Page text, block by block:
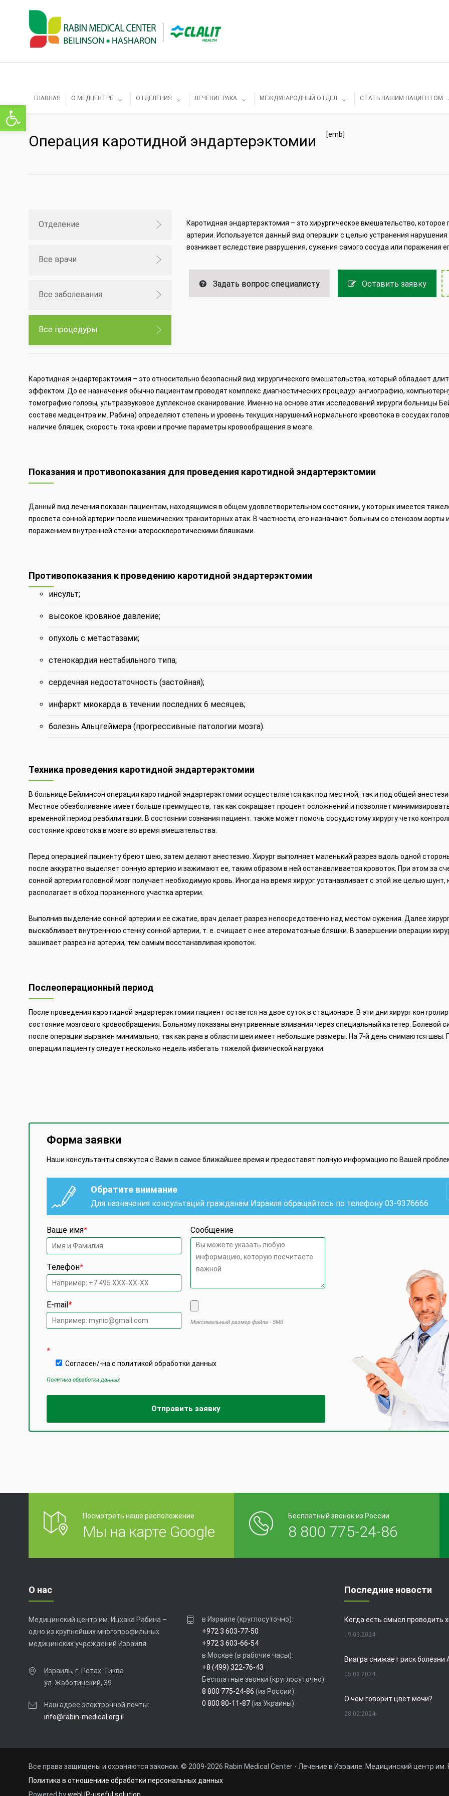
Открыть панель инструментов
ГЛАВНАЯ О МЕДЦЕНТРЕ ОТДЕЛЕНИЯ ЛЕЧЕНИЕ РАКА МЕЖДУНАРОДНЫЙ ОТДЕЛ СТАТЬ НАШИМ ПАЦИЕНТОМ
Операция каротидной эндартерэктомии [emb]
Отделение
Все врачи
Все заболевания
Все процедуры
Каротидная эндартерэктомия – это хирургическое вмешательство,
артерии. Используется данный вид операции с целью устранения
возникает вследствие разрушения, сужения самого сосуда или поражения
Задать вопрос специалисту Оставить заявку
Каротидная эндартерэктомия – это относительно безопасный вид хирургического вмешательства, который обладает
эффектом. До ее назначения обычно пациентам проводят комплекс диагностических процедур: ангиографию,
томографию головы, ультразвуковое дуплексное сканирование. Именно на основе этих исследований хирурги больницы
составе медцентра им. Рабина) определяют степень и уровень текущих нарушений нормального кровотока в сосудах
наличие бляшек, скорость тока крови и прочие параметры кровообращения в мозге.
Показания и противопоказания для проведения каротидной эндартерэктомии
Данный вид лечения показан пациентам, находящимся в общем удовлетворительном состоянии, у которых имеется
просвета сонной артерии после ишемических транзиторных атак. В частности, его назначают больным со стенозом аорты
поражением внутренней стенки атеросклеротическими бляшками.
Противопоказания к проведению каротидной эндартерэктомии
инсульт;
высокое кровяное давление;
опухоль с метастазами;
стенокардия нестабильного типа;
сердечная недостаточность (застойная);
инфаркт миокарда в течении последних 6 месяцев;
болезнь Альцгеймера (прогрессивные патологии мозга).
Техника проведения каротидной эндартерэктомии
В больнице Бейлинсон операция каротидной эндартерэктомии осуществляется как под местной, так и под общей
Местное обезболивание имеет больше преимуществ, так как сокращает процент осложнений и позволяет
временной период реабилитации. В состоянии сознания пациент. также может помочь сосудистому хирургу четко
состояние кровотока в мозге во время вмешательства.
Перед операцией пациенту бреют шею, затем делают анестезию. Хирург выполняет маленький разрез вдоль одной
после аккуратно выделяет сонную артерию и зажимают ее, таким образом в ней останавливается кровоток. При этом за
сонной артерии головной мозг получает необходимую кровь. Иногда на время хирург устанавливает с этой же целью шунт,
располагает в обход пораженного участка артерии.
Выполнив выделение сонной артерии и ее сжатие, врач делает разрез непосредственно над местом сужения. Далее
выскабливает внутреннюю стенку сонной артерии, т. е. счищает с нее атероматозные бляшки. В завершении операции
зашивает разрез на артерии, тем самым восстанавливая кровоток.
Послеоперационный период
После проведения каротидной эндартерэктомии пациент остается на двое суток в стационаре. В эти дни хирург
состояние мозгового кровообращения. Больному показаны внутривенные вливания через специальный катетер. Болевой
после операции выражен минимально, так как рана в области шеи имеет небольшие размеры. На 7-й день снимаются швы.
операции пациенту следует несколько недель избегать тяжелой физической нагрузки.
Форма заявки
Наши консультанты свяжутся с Вами в самое ближайшее время и предоставят полную информацию по Вашей
Обратите внимание
Для назначения консультаций гражданам Израиля обращайтесь по телефону03-9376666
Ваше имя*
Телефон*
E-mail*
Сообщение
Максимальный размер файла - 5Мб
*
Согласен/-на с политикой обработки данных
Политика обработки данных
Посмотреть наше расположение
Мы на карте Google
Бесплатный звонок из России
8 800 775-24-86
О нас
Медицинский центр им. Ицхака Рабина –
одно из крупнейших многопрофильных
медицинских учреждений Израиля.
Израиль, г. Петах-Тиква
ул. Жаботинский, 39
Наш адрес электронной почты:
info@rabin-medical.org.il
в Израиле (круглосуточно):
+972 3 603-77-50
+972 3 603-66-54
в Москве (в рабочие часы):
+8 (499) 322-76-43
Бесплатные звонки (круглосуточно):
8 800 775-24-86 (из России)
0 800 80-11-87(из Украины)
Последние новости
19.03.2024
05.03.2024
О чем говорит цвет мочи?
28.02.2024
Все права защищены и охраняются законом. © 2009-2026 Rabin Medical Center - Лечение в Израиле: Медицинский центр им.
Политика в отношениие обработки персональных данных